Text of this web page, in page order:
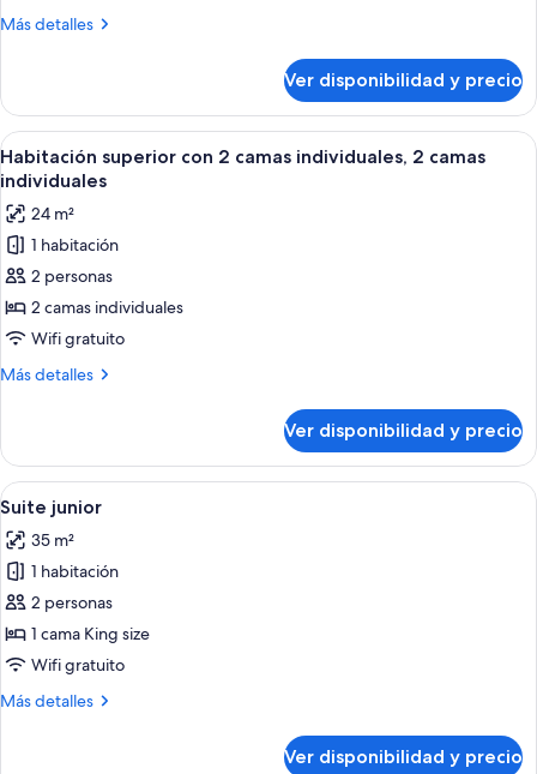
Más detalles
Más
doble
superior
Ver disponibilidad y precio
Ver
todas
las
fotos
de
Habitación
superior
con
2
2
camas
individuales
Una habitación de hotel con dos
3
Habitación superior con 2 camas individuales, 2 camas
individuales
24 m²
1 habitación
2 personas
2 camas individuales
Wifi gratuito
Más detalles
Más
superior
con
2
individuales,
2
camas
individuales
Ver disponibilidad y precio
Ver
todas
las
fotos
de
Suite
junior
Una habitación de hotel moderna
5
Suite junior
35 m²
1 habitación
2 personas
1 cama King size
Wifi gratuito
Más detalles
Más
Ver disponibilidad y precio